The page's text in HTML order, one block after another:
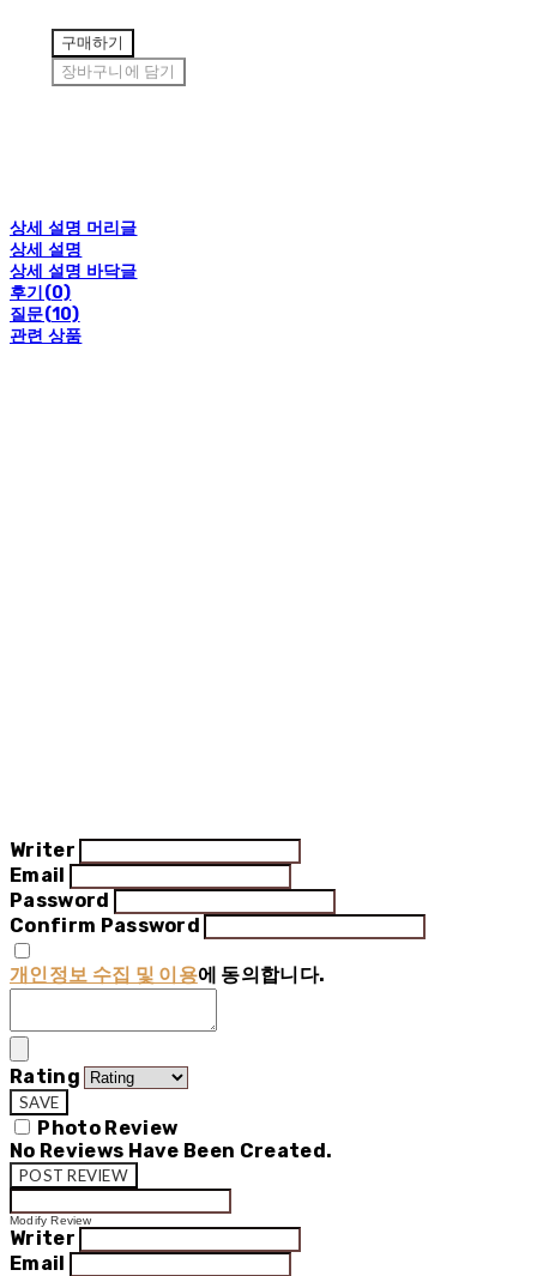
구매하기
장바구니에 담기
상세 설명 머리글
상세 설명
상세 설명 바닥글
후기(0)
질문(10)
관련 상품
Writer
Email
Password
Confirm Password
개인정보 수집 및 이용에 동의합니다.
Rating
SAVE
Photo Review
No Reviews Have Been Created.
POST REVIEW
Modify Review
Writer
Email